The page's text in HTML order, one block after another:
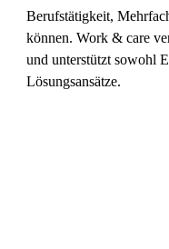
Berufstätigkeit,
können. Work & care
und unterstützt sowohl
Lösungsansätze.